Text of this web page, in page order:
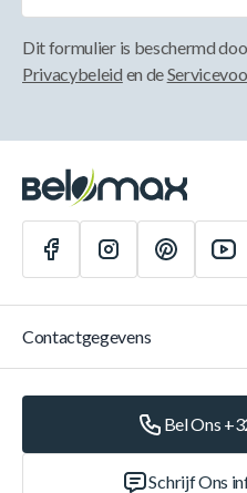
Dit formulier is beschermd
Privacybeleid en de
Contactgegevens
Bel Ons
Schrijf Ons